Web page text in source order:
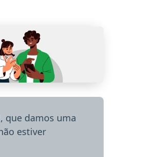
que damos uma
estiver